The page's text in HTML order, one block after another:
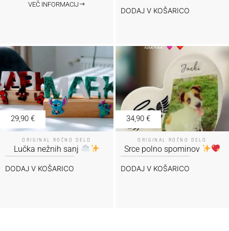
VEČ INFORMACIJ
DODAJ V KOŠARICO
29,90 €
ORIGINAL ROČNO DELO
Lučka nežnih sanj
DODAJ V KOŠARICO
34,90 €
ORIGINAL ROČNO DELO
Srce polno spominov
DODAJ V KOŠARICO